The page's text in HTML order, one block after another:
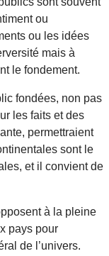
ou
ou les idées
mais à
le fondement.
fondées, non pas
les faits et des
permettraient
sont le
et il convient de
à la pleine
pays pour
de l’univers.